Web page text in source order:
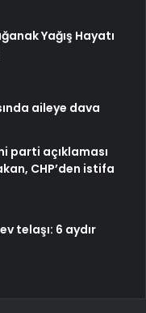
Yağış Hayatı
aileye dava
parti açıklaması
CHP’den istifa
telaşı: 6 aydır